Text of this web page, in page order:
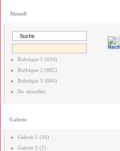
Aktuell
Rubrique 1 (634)
Rurbique 2 (682)
Rubrique 3 (684)
Ihr aktuelles
Galerie
Galerie 1 (10)
Galerie 2 (2)